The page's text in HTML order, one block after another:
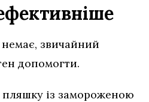
звичайний
допомогти.
із замороженою